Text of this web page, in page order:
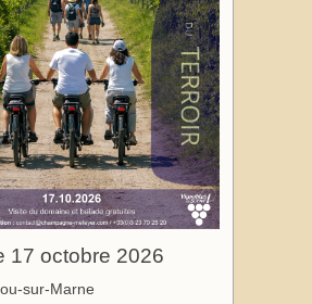
17 octobre 2026
sur-Marne